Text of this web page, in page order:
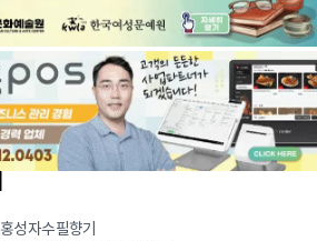
홍성자수필향기